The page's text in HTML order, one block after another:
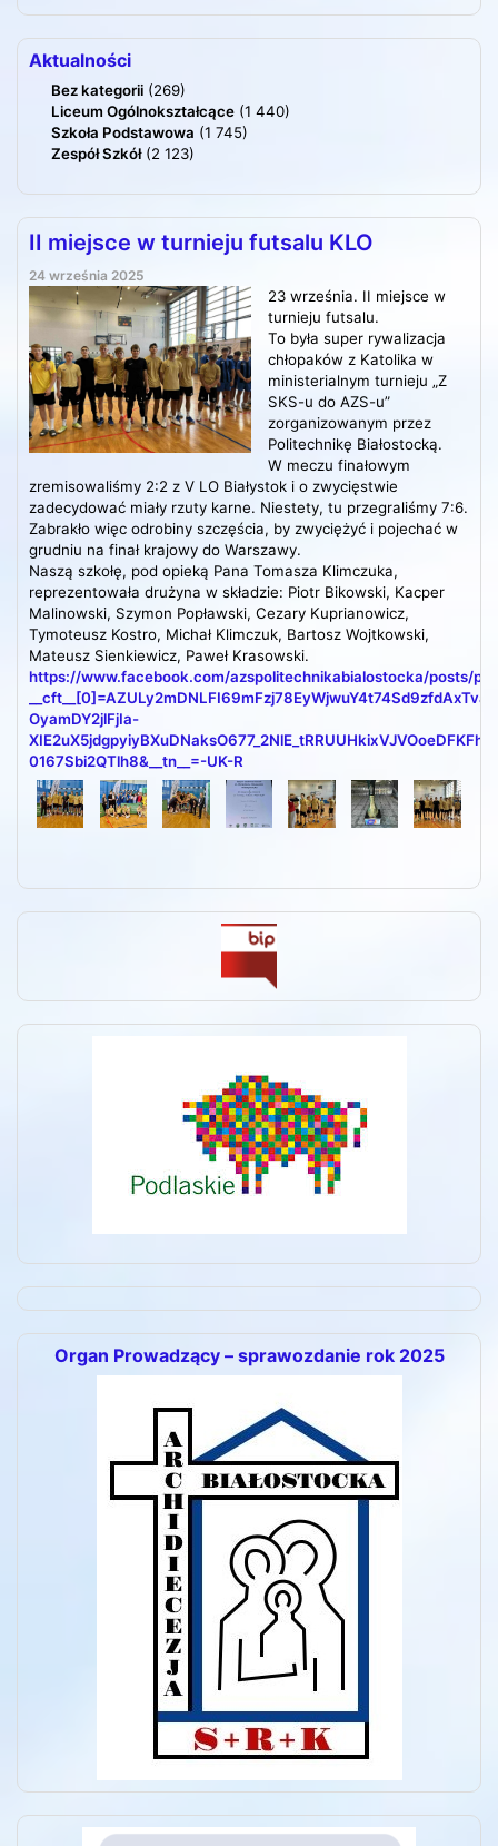
Aktualności
Bez kategorii (269)
Liceum Ogólnokształcące (1 440)
Szkoła Podstawowa (1 745)
Zespół Szkół(2 123)
II miejsce w turnieju futsalu KLO
24 września 2025
23 września. II miejsce w
turnieju futsalu.
To była super rywalizacja
chłopaków z Katolika w
ministerialnym turnieju „Z
SKS-u do AZS-u”
zorganizowanym przez
Politechnikę Białostocką.
W meczu finałowym
zremisowaliśmy 2:2 z V LO Białystok i o zwycięstwie
zadecydować miały rzuty karne. Niestety, tu przegraliśmy 7:6.
Zabrakło więc odrobiny szczęścia, by zwyciężyć i pojechać w
grudniu na finał krajowy do Warszawy.
Naszą szkołę, pod opieką Pana Tomasza Klimczuka,
reprezentowała drużyna w składzie: Piotr Bikowski, Kacper
Malinowski, Szymon Popławski, Cezary Kuprianowicz,
Tymoteusz Kostro, Michał Klimczuk, Bartosz Wojtkowski,
Mateusz Sienkiewicz, Paweł Krasowski.
https://www.facebook.com/azspolitechnikabialostocka/posts/
OyamDY2jlFjIa-
0167Sbi2QTlh8&__tn__=-UK-R
Organ Prowadzący – sprawozdanie rok 2025